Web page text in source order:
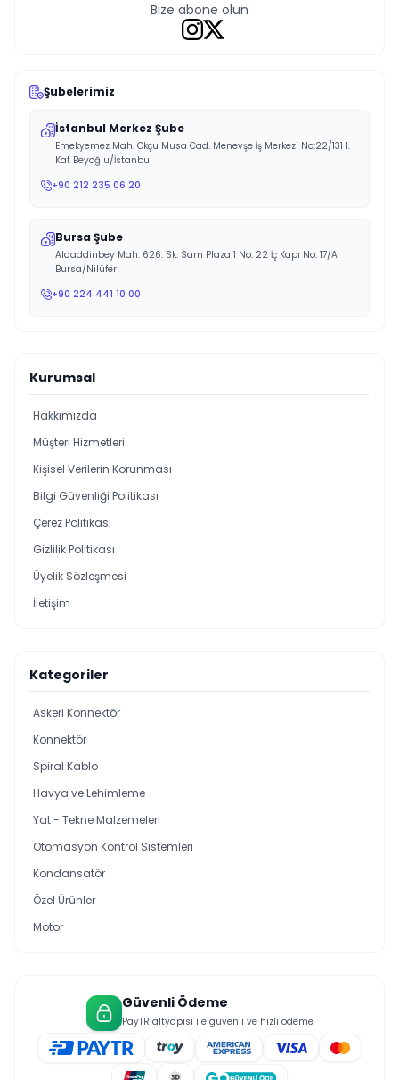
Bize abone olun
Şubelerimiz
İstanbul Merkez Şube
Emekyemez Mah. Okçu Musa Cad. Menevşe İş Merkezi No:22/131 1.
Kat Beyoğlu/İstanbul
+90 212 235 06 20
Bursa Şube
Alaaddinbey Mah. 626. Sk. Sam Plaza 1 No: 22 İç Kapı No: 17/A
Bursa/Nilüfer
+90 224 441 10 00
Kurumsal
Hakkımızda
Müşteri Hizmetleri
Kişisel Verilerin Korunması
Bilgi Güvenliği Politikası
Çerez Politikası
Gizlilik Politikası
Üyelik Sözleşmesi
İletişim
Kategoriler
Askeri Konnektör
Konnektör
Spiral Kablo
Havya ve Lehimleme
Yat - Tekne Malzemeleri
Otomasyon Kontrol Sistemleri
Kondansatör
Özel Ürünler
Motor
Güvenli Ödeme
PayTR altyapısı ile güvenli ve hızlı ödeme